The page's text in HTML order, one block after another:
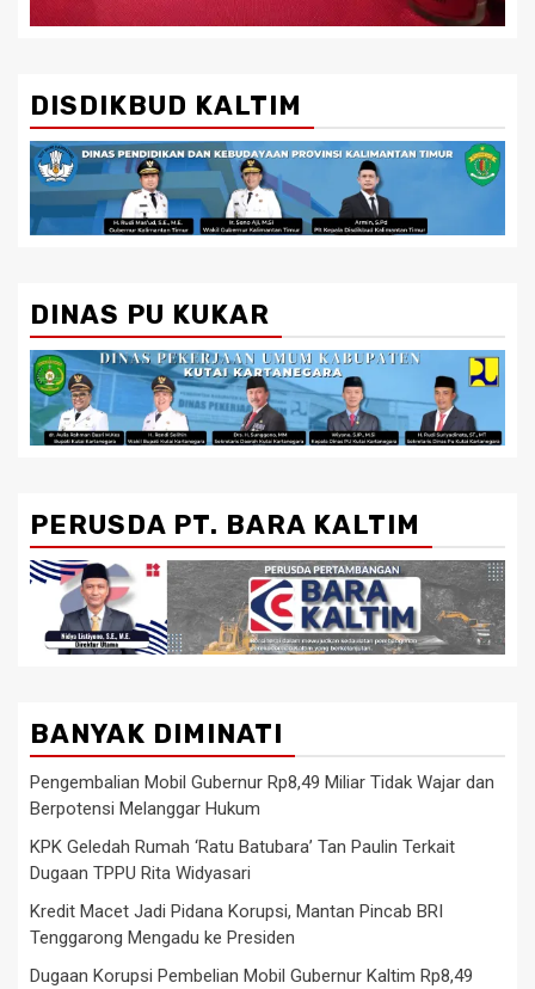
DISDIKBUD KALTIM
DINAS PU KUKAR
PERUSDA PT. BARA KALTIM
BANYAK DIMINATI
Pengembalian Mobil Gubernur Rp8,49 Miliar Tidak Wajar dan
Berpotensi Melanggar Hukum
KPK Geledah Rumah ‘Ratu Batubara’ Tan Paulin Terkait
Dugaan TPPU Rita Widyasari
Kredit Macet Jadi Pidana Korupsi, Mantan Pincab BRI
Tenggarong Mengadu ke Presiden
Dugaan Korupsi Pembelian Mobil Gubernur Kaltim Rp8,49